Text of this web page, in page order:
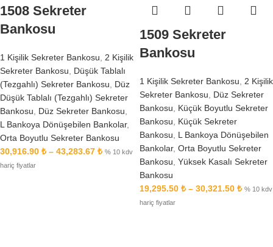
1508 Sekreter
Bankosu
1 Kişilik Sekreter Bankosu
2 Kişilik
Sekreter Bankosu
Düşük Tablalı
(Tezgahlı) Sekreter Bankosu
Düz
Düşük Tablalı (Tezgahlı) Sekreter
Bankosu
Düz Sekreter Bankosu
L Bankoya Dönüşebilen Bankolar,
Orta Boyutlu Sekreter Bankosu
30,916.90 ₺ – 43,283.67 ₺ % 10 kdv
hariç fiyatlar
1509 Sekreter
Bankosu
1 Kişilik Sekreter Bankosu
2 Kişilik
Sekreter Bankosu
Düz Sekreter
Bankosu
Küçük Boyutlu Sekreter
Bankosu
Küçük Sekreter
Bankosu
L Bankoya Dönüşebilen
Bankolar, Orta Boyutlu Sekreter
Bankosu Yüksek Kasalı Sekreter
Bankosu
19,295.50 ₺ – 30,321.50 ₺ % 10 kdv
hariç fiyatlar